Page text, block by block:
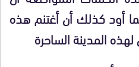
أود كذلك أن أغتنم هذه
المدينة الساحرة